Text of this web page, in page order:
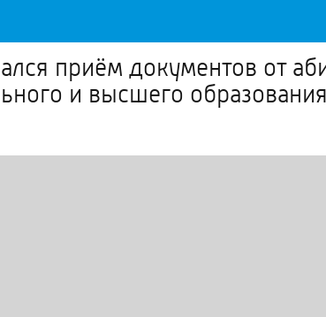
приём документов от
и высшего образования